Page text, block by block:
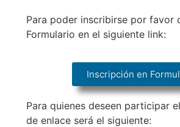
Para poder inscribirse por favor
Formulario en el siguiente link:
Inscripción en
Para quienes deseen participar
de enlace será el siguiente: